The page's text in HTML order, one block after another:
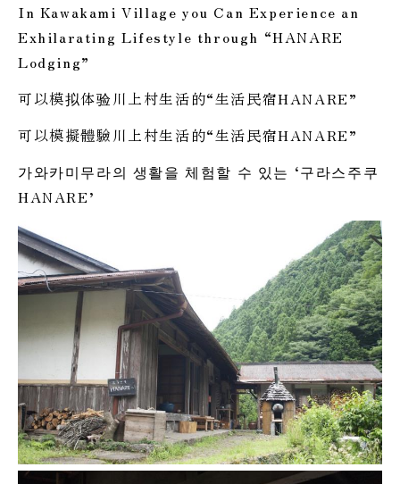
In Kawakami Village you Can Experience an
Exhilarating Lifestyle through “HANARE
Lodging”
可以模拟体验川上村生活的“生活民宿HANARE”
可以模擬體驗川上村生活的“生活民宿HANARE”
가와카미무라의 생활을 체험할 수 있는 ‘구라스주쿠
HANARE’